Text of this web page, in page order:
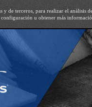
y de terceros, para realizar el análisis
configuración u obtener más